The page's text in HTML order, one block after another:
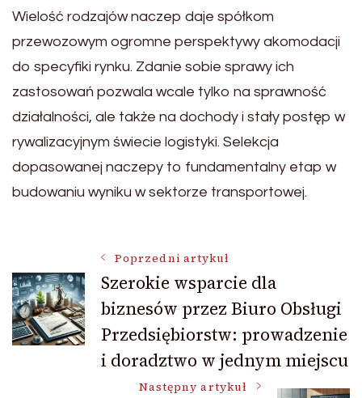
Wielość rodzajów naczep daje spółkom
przewozowym ogromne perspektywy akomodacji
do specyfiki rynku. Zdanie sobie sprawy ich
zastosowań pozwala wcale tylko na sprawność
działalności, ale także na dochody i stały postęp w
rywalizacyjnym świecie logistyki. Selekcja
dopasowanej naczepy to fundamentalny etap w
budowaniu wyniku w sektorze transportowej.
Nawigacja
wpisu
Poprzedni artykuł
Szerokie wsparcie dla
biznesów przez Biuro Obsługi
Przedsiębiorstw: prowadzenie
i doradztwo w jednym miejscu
Następny artykuł